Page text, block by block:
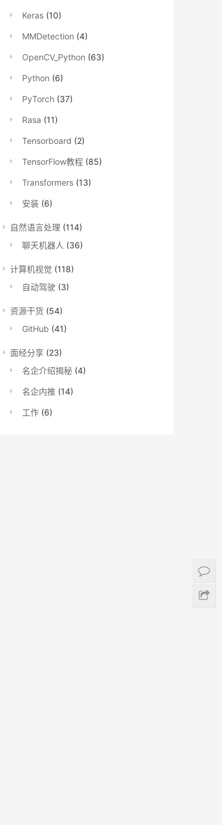
subtraction methods provided by
default='vtest.avi')
default='MOG2')
Keras (10)
MMDetection (4)
OpenCV_Python (63)
Python (6)
PyTorch (37)
Rasa (11)
Tensorboard (2)
TensorFlow教程 (85)
Transformers (13)
安装 (6)
自然语言处理 (114)
聊天机器人 (36)
计算机视觉 (118)
自动驾驶 (3)
资源干货 (54)
GitHub (41)
面经分享 (23)
名企介绍揭秘 (4)
名企内推 (14)
工作 (6)